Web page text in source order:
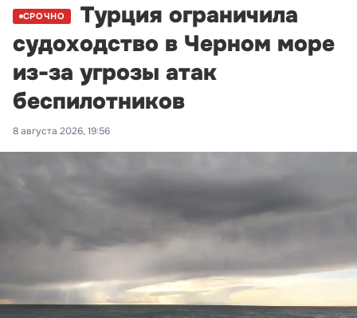
СРОЧНО
Турция ограничила
судоходство в Черном море
из-за угрозы атак
беспилотников
8 августа 2026, 19:56